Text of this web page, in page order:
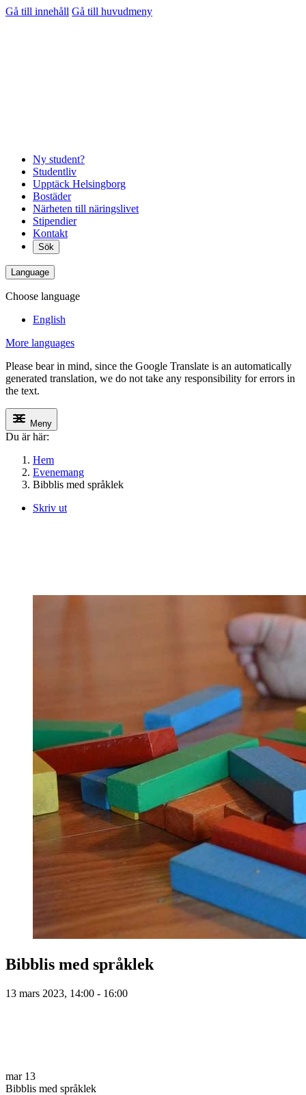
Gå till innehåll Gå till huvudmeny
Ny student?
Studentliv
Upptäck Helsingborg
Bostäder
Närheten till näringslivet
Stipendier
Kontakt
Sök
Language
Choose language
English
More languages
Please bear in mind, since the Google Translate is an automatically
generated translation, we do not take any responsibility for errors in
the text.
Meny
Du är här:
Hem
Evenemang
Bibblis med språklek
Skriv ut
Bibblis med språklek
13 mars 2023, 14:00 - 16:00
mar 13
Bibblis med språklek